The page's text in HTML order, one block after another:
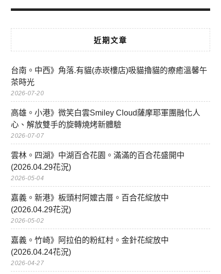
近期文章
台南。中西》角落.有貓(赤崁樓店)吸貓擼貓的療癒溫馨午
茶時光
2026-07-20
高雄。小港》微笑白雲Smiley Cloud薩摩耶軍團融化人
心、解放雙手的旋轉燒烤新體驗
2026-07-07
雲林。四湖》中湖百合花園。滿滿的百合花盛開中
(2026.04.29花況)
2026-05-04
嘉義。新港》板頭村阿嬤古厝。百合花綻放中
(2026.04.29花況)
2026-05-02
嘉義。竹崎》阿拉伯的粉紅村。金針花綻放中
(2026.04.24花況)
2026-04-27